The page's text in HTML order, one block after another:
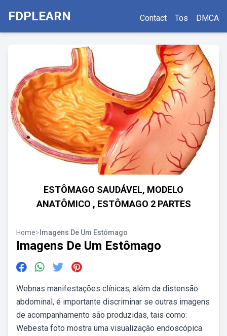
FDPLEARN Contact Tos DMCA
ESTÔMAGO SAUDÁVEL, MODELO
ANATÔMICO , ESTÔMAGO 2 PARTES
Home> Imagens De Um Estômago
Imagens De Um Estômago
Webnas manifestações clínicas, além da distensão
abdominal, é importante discriminar se outras imagens
de acompanhamento são produzidas, tais como:
Webesta foto mostra uma visualização endoscópica